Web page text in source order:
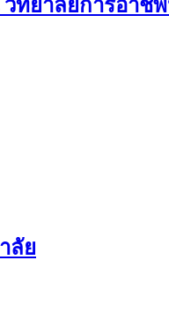
ทยาลัยการอาชี
ลัย